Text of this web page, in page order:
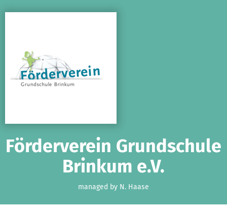
Förderverein Grundschule
Brinkum e.V.
managed by N. Haase